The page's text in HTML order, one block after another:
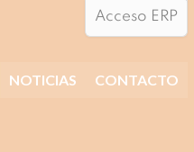
Acceso ERP
NOTICIAS CONTACTO